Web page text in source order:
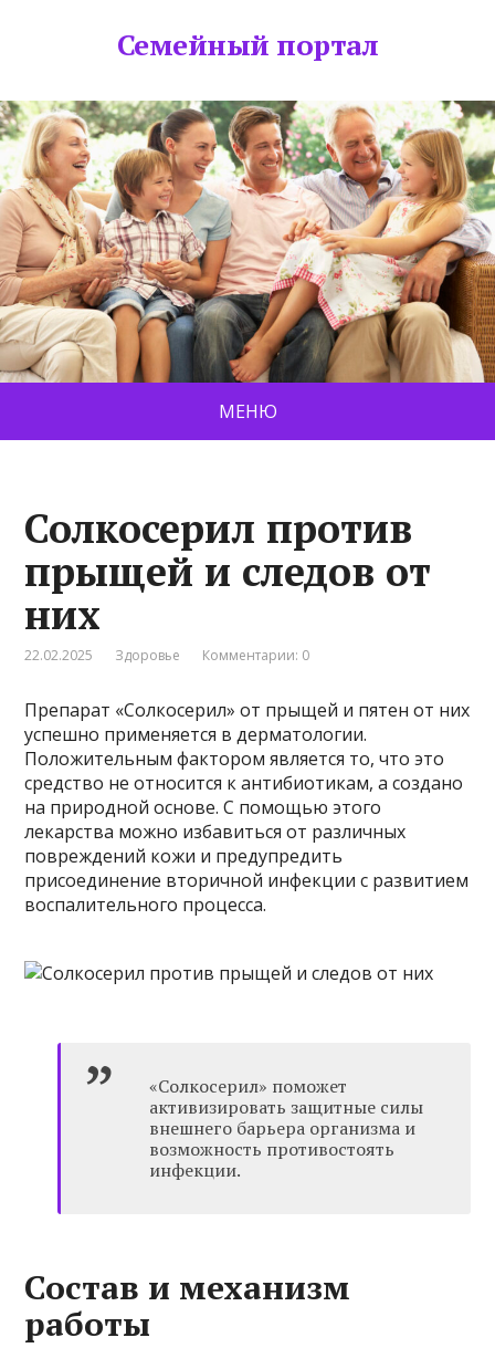
Семейный портал
МЕНЮ
Солкосерил против
прыщей и следов от
них
22.02.2025 Здоровье Комментарии: 0
Препарат «Солкосерил» от прыщей и пятен от них
успешно применяется в дерматологии.
Положительным фактором является то, что это
средство не относится к антибиотикам, а создано
на природной основе. С помощью этого
лекарства можно избавиться от различных
повреждений кожи и предупредить
присоединение вторичной инфекции с развитием
воспалительного процесса.
«Солкосерил» поможет
активизировать защитные силы
внешнего барьера организма и
возможность противостоять
инфекции.
Состав и механизм
работы